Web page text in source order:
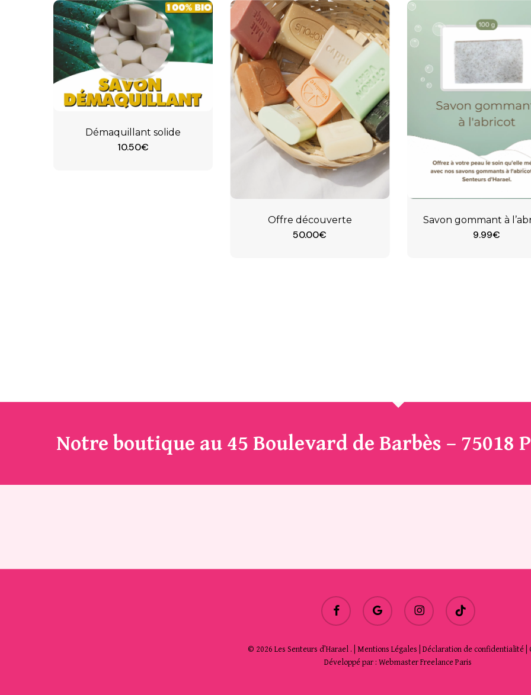
Démaquillant solide
10.50€
Offre découverte
50.00€
Savon gommant à
9.99€
Notre boutique au 45 Boulevard de Barbès – 75018
facebook
google-
plus
instagram tiktok
© 2026 Les Senteurs d’Harael . | Mentions Légales |Déclaration de confidentialité |
Développé par :Webmaster Freelance Paris